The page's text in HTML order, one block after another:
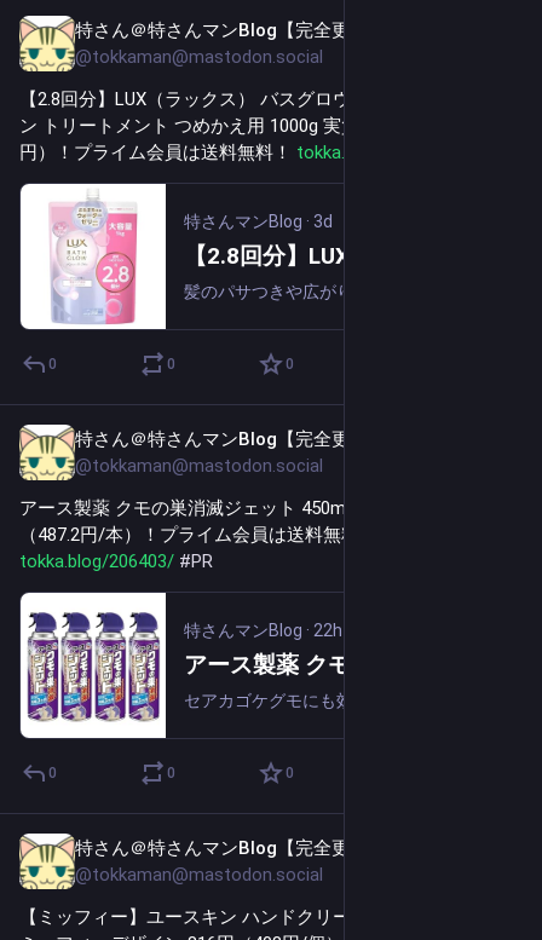
特さん＠特さんマンBlog【完全更新通知用】
@tokkaman@mastodon.social
【2.8回分】LUX（ラックス） バスグロウ リペアアンドシャイ
ン トリートメント つめかえ用 1000g 実質716円（実質666
円）！プライム会員は送料無料！ tokka.blog/263873/
特さんマンBlog · 3d
0 0 0
特さん＠特さんマンBlog【完全更新通知用】
@tokkaman@mastodon.social
アース製薬 クモの巣消滅ジェット 450ml×4本 実質1,949円
（487.2円/本）！プライム会員は送料無料！
tokka.blog/206403/ #PR
特さんマンBlog · 22h
0 0 0
特さん＠特さんマンBlog【完全更新通知用】
@tokkaman@mastodon.social
【ミッフィー】ユースキン ハンドクリーム 80g（40g×2個）